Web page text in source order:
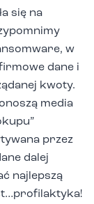
się na
w
dane i
kwoty.
media
przez
dalej
najlepszą